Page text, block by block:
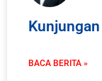
BACA BERITA »